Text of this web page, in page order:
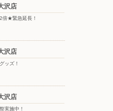
沢店
倍★緊急延長！
沢店
ッズ！
沢店
実施中！